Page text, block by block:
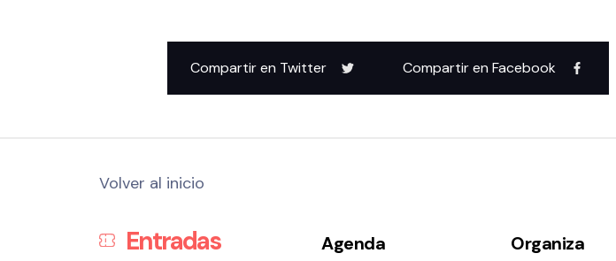
Compartir en Twitter Compartir en Facebook
Volver al inicio
Entradas
Agenda Organiza